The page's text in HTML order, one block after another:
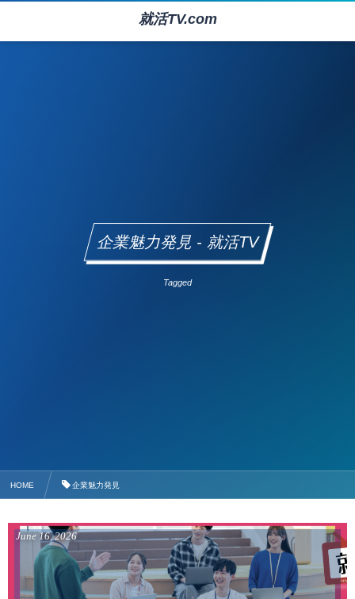
就活TV.com
企業魅力発見 - 就活TV
Tagged
HOME 企業魅力発見
June 16,2026